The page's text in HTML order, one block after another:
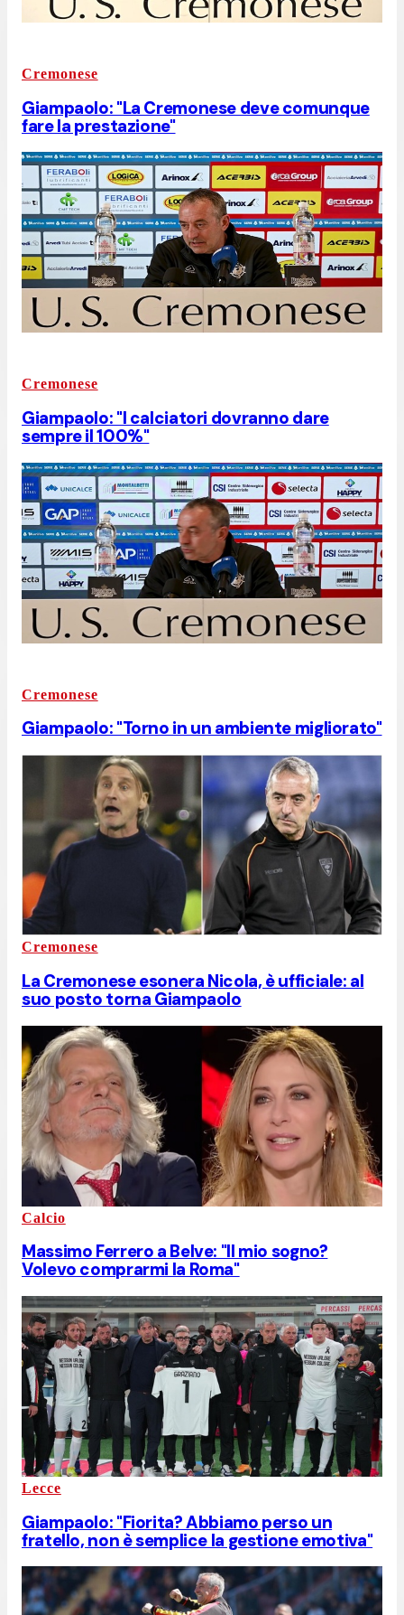
Cremonese
Giampaolo: "La Cremonese deve comunque
fare la prestazione"
Cremonese
Giampaolo: "I calciatori dovranno dare
sempre il 100%"
Cremonese
Giampaolo: "Torno in un ambiente migliorato"
Cremonese
La Cremonese esonera Nicola, è ufficiale: al
suo posto torna Giampaolo
Calcio
Massimo Ferrero a Belve: "Il mio sogno?
Volevo comprarmi la Roma"
Lecce
Giampaolo: "Fiorita? Abbiamo perso un
fratello, non è semplice la gestione emotiva"